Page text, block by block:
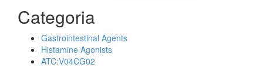
Categoria
Gastrointestinal Agents
Histamine Agonists
ATC:V04CG02